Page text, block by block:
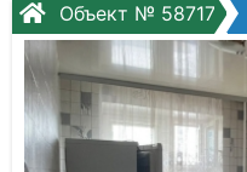
Объект № 58717